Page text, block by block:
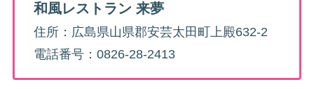
和風レストラン 来夢
住所：広島県山県郡安芸太田町上殿632-2
電話番号：0826-28-2413